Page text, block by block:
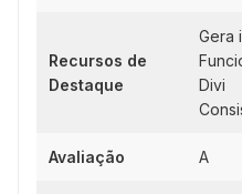
Recursos de
Destaque
Gera
Divi
Avaliação A